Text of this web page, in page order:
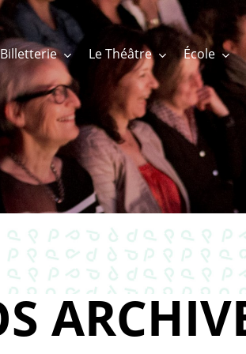
Billetterie Le Théâtre École